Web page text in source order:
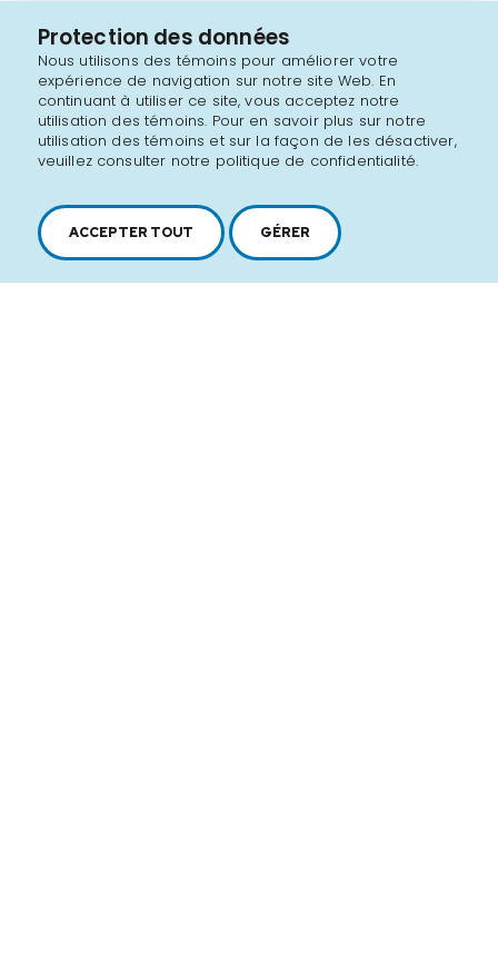
Protection des données
Nous utilisons des témoins pour améliorer votre
expérience de navigation sur notre site Web. En
continuant à utiliser ce site, vous acceptez notre
utilisation des témoins. Pour en savoir plus sur notre
utilisation des témoins et sur la façon de les désactiver,
veuillez consulter notre politique de confidentialité.
ACCEPTER TOUT GÉRER